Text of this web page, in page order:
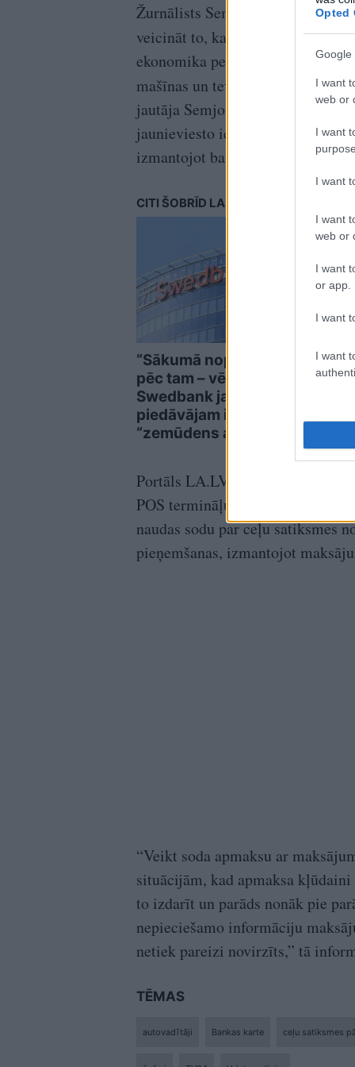
Opted
Google
I want
web or
I want
I want
I want
web or
I want
or app.
I want
I want
Žurnālists Semjonovs TV24
veicināt to, ka “tik uzreiz nokasēt
ekonomika pelna, nevis kā no
mašīnas un tev uzreiz būs klāt
jautāja Semjonovs raidījuma
jaunieviesto iespēju šoferiem
izmantojot bankas maksājumu
CITI ŠOBRĪD LASA
“Sākumā nopriecājos,
pēc tam – vē…”
Swedbank jaunajam
piedāvājam ir būtisks
“zemūdens akmens”
Portāls LA.LV jau 19.septembrī
POS termināļus, kas sniedz
naudas sodu par ceļu satiksmes
pieņemšanas, izmantojot
“Veikt soda apmaksu ar
situācijām, kad apmaksa
to izdarīt un parāds nonāk pie
nepieciešamo informāciju
netiek pareizi novirzīts,” tā
TĒMAS
autovadītāji Bankas karte ceļu satiksmes